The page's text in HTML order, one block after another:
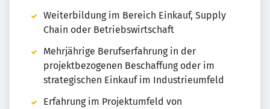
Weiterbildung im Bereich Einkauf, Supply
Chain oder Betriebswirtschaft
Mehrjährige Berufserfahrung in der
projektbezogenen Beschaffung oder im
strategischen Einkauf im Industrieumfeld
Erfahrung im Projektumfeld von